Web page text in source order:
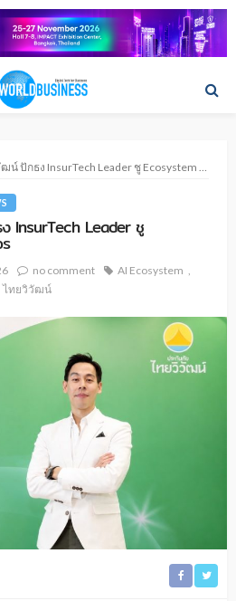
ธง InsurTech Leader ชู Ecosystem AI ครบวงจร
InsurTech Leader ชู
no comment
AI Ecosystem
ไทยวิวัฒน์